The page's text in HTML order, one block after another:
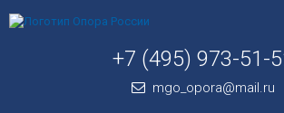
+7 (495) 973-51-
mgo_opora@mail.ru